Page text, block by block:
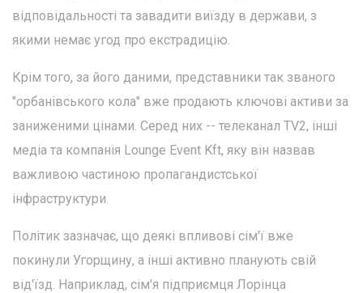
відповідальності та завадити виїзду в держави, з
якими немає угод про екстрадицію.
Крім того, за його даними, представники так званого
"орбанівського кола" вже продають ключові активи за
заниженими цінами. Серед них -- телеканал TV2, інші
медіа та компанія Lounge Event Kft, яку він назвав
важливою частиною пропагандистської
інфраструктури.
Політик зазначає, що деякі впливові сім'ї вже
покинули Угорщину, а інші активно планують свій
від'їзд. Наприклад, сім'я підприємця Лорінца